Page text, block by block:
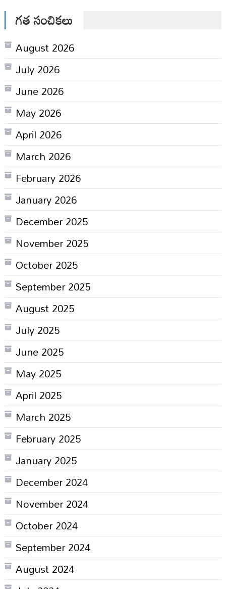
గత సంచికలు
August 2026
July 2026
June 2026
May 2026
April 2026
March 2026
February 2026
January 2026
December 2025
November 2025
October 2025
September 2025
August 2025
July 2025
June 2025
May 2025
April 2025
March 2025
February 2025
January 2025
December 2024
November 2024
October 2024
September 2024
August 2024